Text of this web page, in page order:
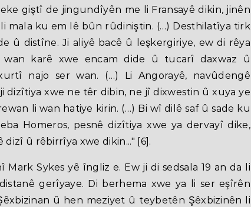
giştî de jingundîyên me li Fransayê dikin, jinên
mala ku em lê bûn rûdiniştin. (…) Desthilatîya tirk
û distîne. Ji aliyê bacê û leşkergiriye, ew di rêya
wan karê xwe encam dide û tucarî daxwaz û
najo ser wan. (…) Li Angorayê, navûdengê
dizîtiya xwe ne têr dibin, ne jî dixwestin û xuya ye
li wan hatiye kirin. (…) Bi wî dilê saf û sade ku
Homeros, pesnê dizîtiya xwe ya dervayî dike,
û rêbirrîya xwe dikin..." [6].
Mark Sykes yê îngliz e. Ew ji di sedsala 19 an da li
gerîyaye. Di berhema xwe ya li ser eşîrên
û hen meziyet û teybetên Şêxbizinên li